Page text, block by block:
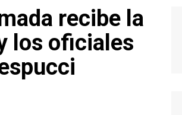
recibe la
los oficiales